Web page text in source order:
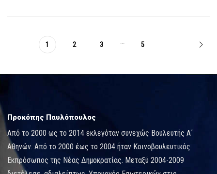
1 2 3 ... 5
Προκόπης Παυλόπουλος
Από το 2000 ως το 2014 εκλεγόταν συνεχώς Βουλευτής Α΄
Αθηνών. Από το 2000 έως το 2004 ήταν Κοινοβουλευτικός
Εκπρόσωπος της Νέας Δημοκρατίας. Μεταξύ 2004-2009